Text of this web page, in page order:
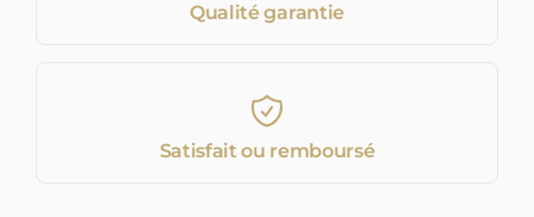
Qualité garantie
Satisfait ou remboursé